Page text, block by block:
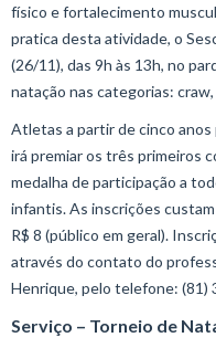
físico e fortalecimento
pratica desta atividade, o
(26/11), das 9h às 13h, no
natação nas categorias:
Atletas a partir de cinco
irá premiar os três primeiros
medalha de participação a
infantis. As inscrições
R$ 8 (público em geral).
através do contato do
Henrique, pelo telefone: (81)
Serviço – Torneio de